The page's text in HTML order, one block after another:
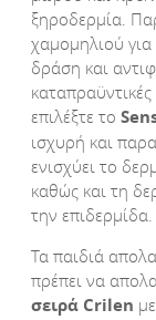
ξηροδερμία.
χαμομηλιού για
δράση και
επιλέξτε το
ισχυρή και
ενισχύει το
καθώς και τη
την επιδερμίδα.
Τα παιδιά
πρέπει να
σειρά Crilen